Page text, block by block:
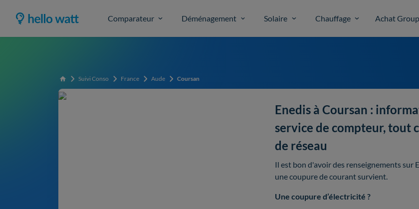
Comparateur Déménagement Solaire Chauffage Achat
Accueil Suivi Conso France Aude Coursan
Enedis à Coursan :
service de compteur, tout
de réseau
Il est bon d'avoir des renseignements sur
une coupure de courant survient.
Une coupure d’électricité ?